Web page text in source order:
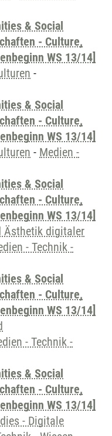
& Social
- Culture,
WS 13/14]
-
& Social
- Culture,
WS 13/14]
- Medien -
& Social
- Culture,
WS 13/14]
Ästhetik digitaler
- Technik -
& Social
- Culture,
WS 13/14]
- Technik -
& Social
- Culture,
WS 13/14]
- Digitale